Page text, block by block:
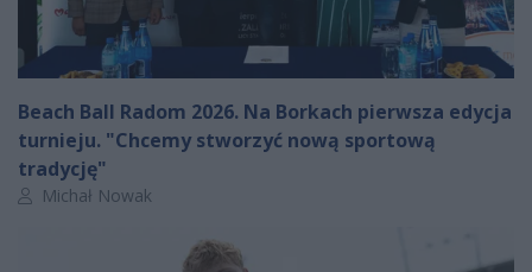
Beach Ball Radom 2026. Na Borkach pierwsza edycja
turnieju. "Chcemy stworzyć nową sportową
tradycję"
Autor artykułu:
Michał Nowak